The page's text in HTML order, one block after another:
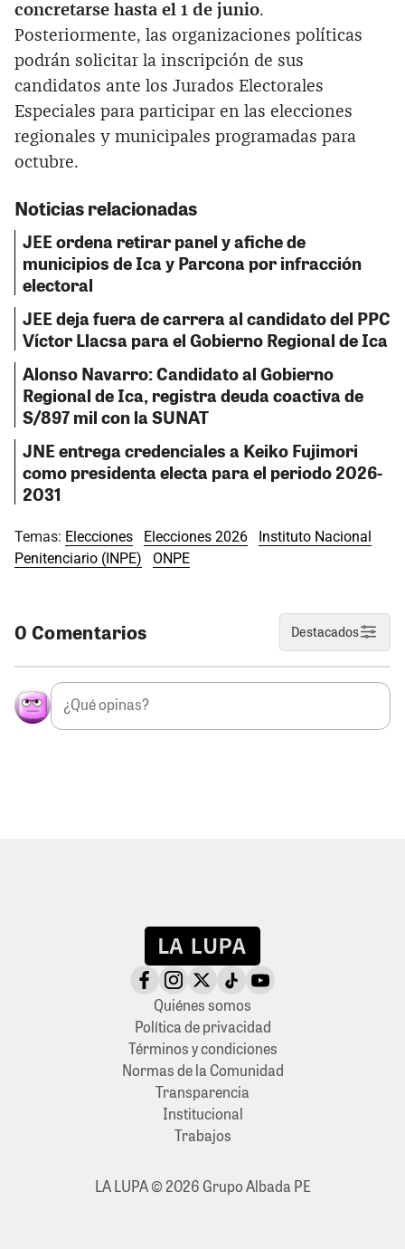
concretarse hasta el 1 de junio.
Posteriormente, las organizaciones políticas
podrán solicitar la inscripción de sus
candidatos ante los Jurados Electorales
Especiales para participar en las elecciones
regionales y municipales programadas para
octubre.
Noticias relacionadas
JEE ordena retirar panel y afiche de
municipios de Ica y Parcona por infracción
electoral
JEE deja fuera de carrera al candidato del PPC
Víctor Llacsa para el Gobierno Regional de Ica
Alonso Navarro: Candidato al Gobierno
Regional de Ica, registra deuda coactiva de
S/897 mil con la SUNAT
JNE entrega credenciales a Keiko Fujimori
como presidenta electa para el periodo 2026-
2031
Temas: Elecciones Elecciones 2026
Instituto Nacional
Penitenciario (INPE)
ONPE
0 Comentarios Destacados
Quiénes somos
Política de privacidad
Términos y condiciones
Normas de la Comunidad
Transparencia
Institucional
Trabajos
LA LUPA © 2026 Grupo Albada PE